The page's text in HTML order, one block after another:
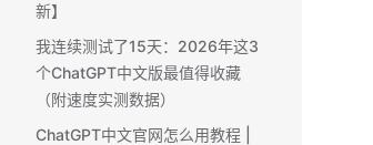
新】
我连续测试了15天：2026年这3
个ChatGPT中文版最值得收藏
（附速度实测数据）
ChatGPT中文官网怎么用教程 |